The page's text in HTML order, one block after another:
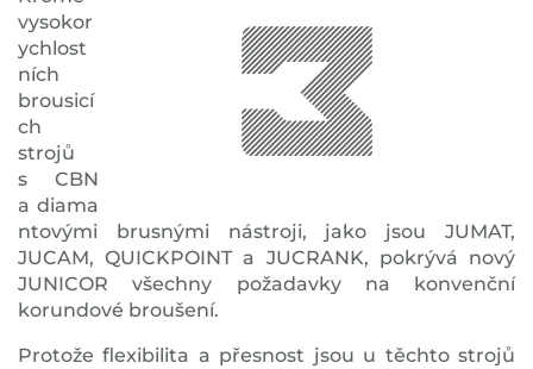
vysokor
ychlost
ních
brousicí
ch
strojů
s CBN
a diama
ntovými brusnými nástroji, jako jsou JUMAT,
JUCAM, QUICKPOINT a JUCRANK, pokrývá nový
JUNICOR všechny požadavky na konvenční
korundové broušení.
Protože flexibilita a přesnost jsou u těchto strojů